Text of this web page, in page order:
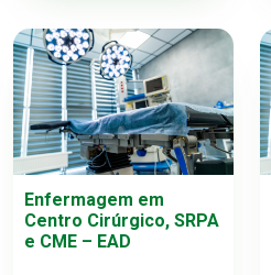
Enfermagem em
Centro Cirúrgico, SRPA
e CME – EAD